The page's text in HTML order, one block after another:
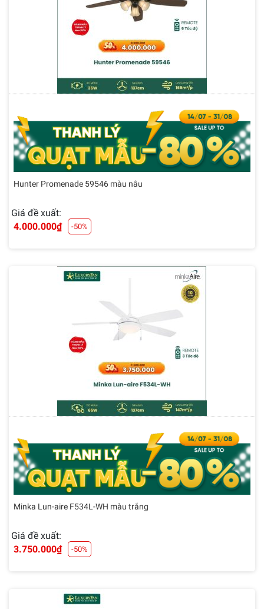
Hunter Promenade 59546 màu nâu
Giá đề xuất:
4.000.000₫ -50%
Minka Lun-aire F534L-WH màu trắng
Giá đề xuất:
3.750.000₫ -50%